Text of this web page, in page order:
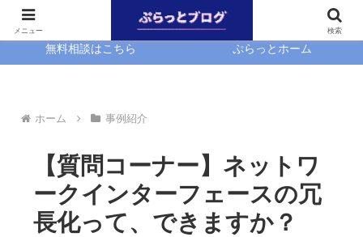
無料相談はこちら ぷらっとホーム
ホーム 事例紹介
【質問コーナー】ネットワ
ークインターフェースの冗
長化って、できますか？
メニュー 検索